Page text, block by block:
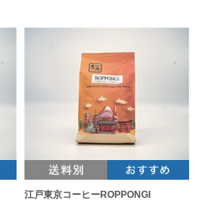
江戸東京コーヒーROPPONGI